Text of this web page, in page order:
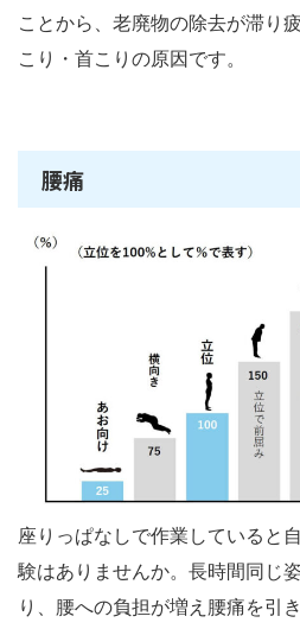
ことから、老廃物の除去が滞り
こり・首こりの原因です。
腰痛
座りっぱなしで作業していると
験はありませんか。長時間同じ
り、腰への負担が増え腰痛を引